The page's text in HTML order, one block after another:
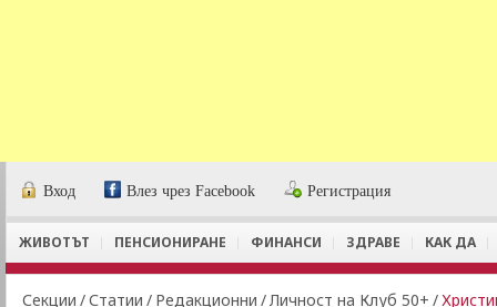
Вход Влез чрез Facebook Регистрация
ЖИВОТЪТ ПЕНСИОНИРАНЕ ФИНАНСИ ЗДРАВЕ КАК ДА
Секции /Статии / Редакционни /Личност на Клуб 50+ /